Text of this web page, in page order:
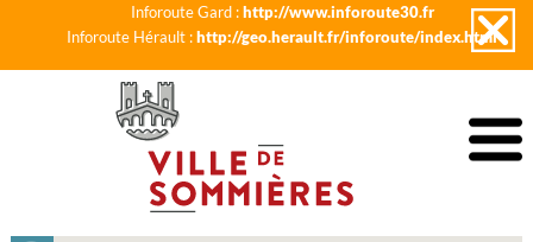
Inforoute Gard :http://www.inforoute30.fr
Inforoute Hérault :http://geo.herault.fr/inforoute/index.html